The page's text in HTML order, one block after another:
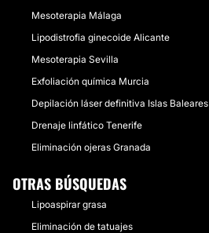
Mesoterapia Málaga
Lipodistrofia ginecoide Alicante
Mesoterapia Sevilla
Exfoliación química Murcia
Depilación láser definitiva Islas Baleares
Drenaje linfático Tenerife
Eliminación ojeras Granada
OTRAS BÚSQUEDAS
Lipoaspirar grasa
Eliminación de tatuajes